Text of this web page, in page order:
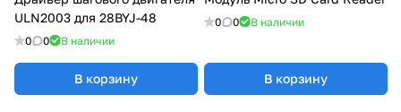
ULN2003 для 28BYJ-48
0 0 В наличии
В корзину
0 0 В наличии
В корзину